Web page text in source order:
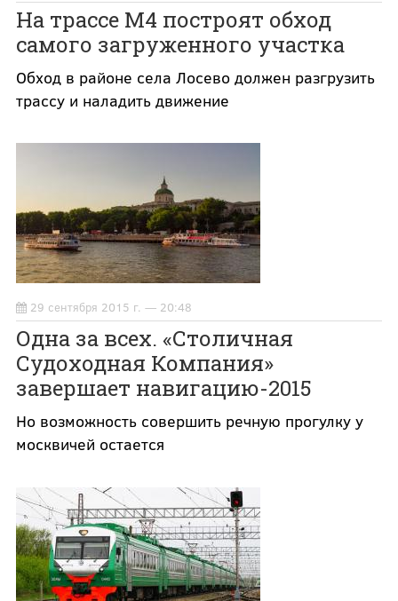
На трассе М4 построят обход
самого загруженного участка
Обход в районе села Лосево должен разгрузить
трассу и наладить движение
29 сентября 2015 г. — 20:48
Одна за всех. «Столичная
Судоходная Компания»
завершает навигацию-2015
Но возможность совершить речную прогулку у
москвичей остается